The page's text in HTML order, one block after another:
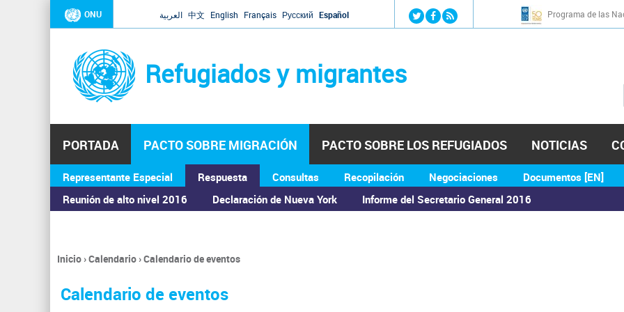
Jump to navigation
ONU العربية 中文 English Français Русский Español Programa de las
Refugiados y migrantes
PORTADA PACTO SOBRE MIGRACIÓN
Representante Especial
Respuesta
Reunión de alto nivel 2016
Declaración de Nueva York Informe del Secretario General 2016
Consultas Recopilación Negociaciones Documentos [EN]
PACTO SOBRE LOS REFUGIADOS NOTICIAS
ASAMBLEA GENERAL
Se
encuentra
usted
Inicio›Calendario›Calendario de eventos
Calendario de eventos